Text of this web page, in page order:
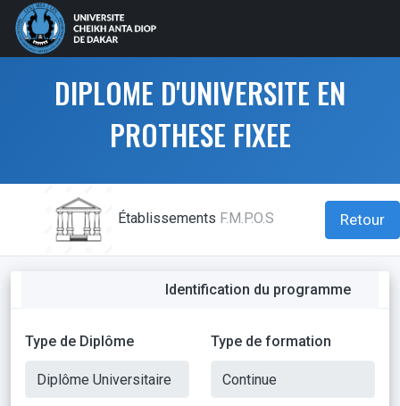
DIPLOME D'UNIVERSITE EN
PROTHESE FIXEE
Établissements F.M.P.O.S Retour
Identification du programme
Type de Diplôme Type de formation